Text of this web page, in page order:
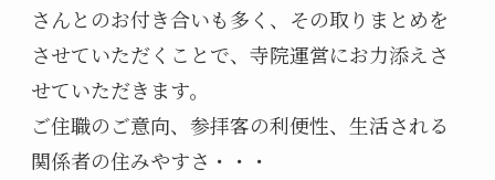
さんとのお付き合いも多く、その取りまとめを
させていただくことで、寺院運営にお力添えさ
せていただきます。
ご住職のご意向、参拝客の利便性、生活される
関係者の住みやすさ・・・